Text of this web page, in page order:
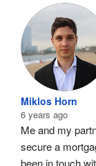
Miklos Horn
6 years ago
Me and my
secure a
been in touch